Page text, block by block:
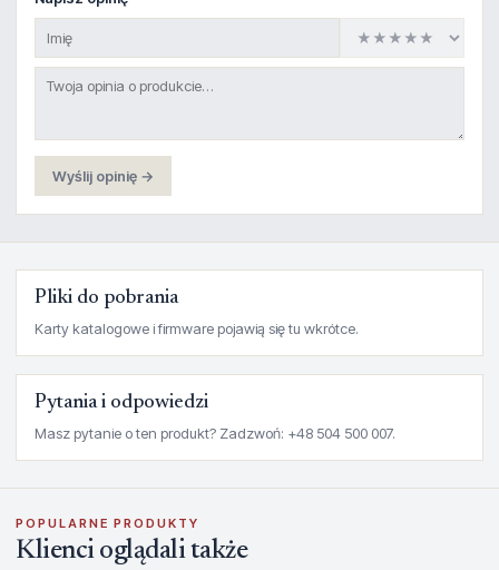
Wyślij opinię →
Pliki do pobrania
Karty katalogowe i firmware pojawią się tu wkrótce.
Pytania i odpowiedzi
Masz pytanie o ten produkt? Zadzwoń: +48 504 500 007.
POPULARNE PRODUKTY
Klienci oglądali także